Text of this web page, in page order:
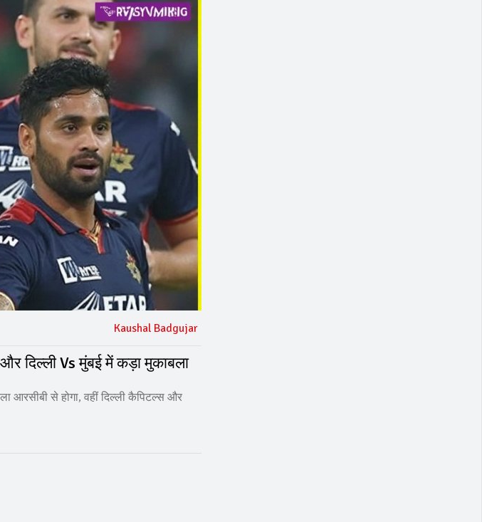
Kaushal Badgujar
दिल्ली Vs मुंबई में कड़ा मुकाबला
आरसीबी से होगा, वहीं दिल्ली कैपिटल्स और